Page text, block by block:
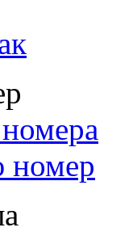
номер